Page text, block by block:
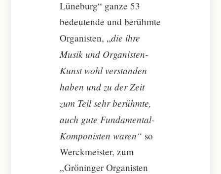
Lüneburg“ ganze 53
bedeutende und berühmte
Organisten, „die ihre
Musik und Organisten-
Kunst wohl verstanden
haben und zu der Zeit
zum Teil sehr berühmte,
auch gute Fundamental-
Komponisten waren“ so
Werckmeister, zum
„Gröninger Organisten